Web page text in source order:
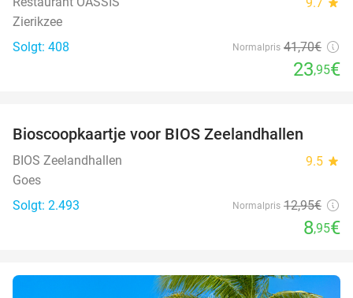
Zierikzee
Solgt: 408
Normalpris 41,70€
23,95€
Bioscoopkaartje voor BIOS Zeelandhallen
BIOS Zeelandhallen 9.5 star
Goes
Solgt: 2.493
Normalpris 12,95€
8,95€